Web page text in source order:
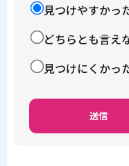
見つけやすかっ
どちらとも言え
見つけにくかっ